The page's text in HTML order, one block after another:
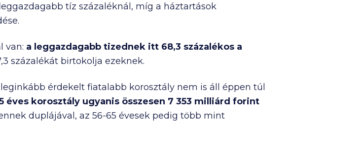
tíz százaléknál, míg a háztartások
van: a leggazdagabb tizednek itt 68,3 százalékos a
százalékát birtokolja ezeknek.
érdekelt fiatalabb korosztály nem is áll éppen túl
éves korosztály ugyanis összesen 7 353 milliárd forint
duplájával, az 56-65 évesek pedig több mint